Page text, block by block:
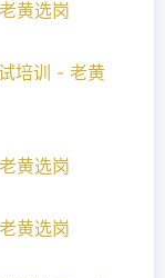
黄选岗
培训 - 老黄
黄选岗
黄选岗